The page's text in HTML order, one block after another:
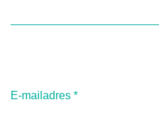
E-mailadres *